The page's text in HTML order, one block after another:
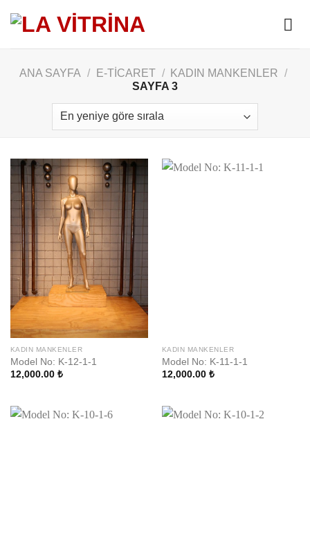
ANA SAYFA / E-TICARET / KADIN MANKENLER /
SAYFA 3
KADIN MANKENLER
Model No: K-12-1-1
12,000.00 ₺
KADIN MANKENLER
Model No: K-11-1-1
12,000.00 ₺